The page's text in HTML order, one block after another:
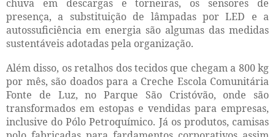
chuva em descargas e torneiras, os sensores de
presença, a substituição de lâmpadas por LED e a
autossuficiência em energia são algumas das medidas
sustentáveis adotadas pela organização.
Além disso, os retalhos dos tecidos que chegam a 800 kg
por mês, são doados para a Creche Escola Comunitária
Fonte de Luz, no Parque São Cristóvão, onde são
transformados em estopas e vendidas para empresas,
inclusive do Pólo Petroquímico. Já os produtos, camisas